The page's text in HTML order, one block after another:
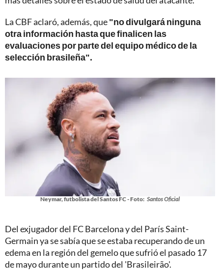
La CBF aclaró, además, que"no divulgará ninguna
otra información hasta que finalicen las
evaluaciones por parte del equipo médico de la
selección brasileña".
Neymar, futbolista del Santos FC - Foto: Santos Oficial
Del exjugador del FC Barcelona y del París Saint-
Germain ya se sabía que se estaba recuperando de un
edema en la región del gemelo que sufrió el pasado 17
de mayo durante un partido del 'Brasileirão'.